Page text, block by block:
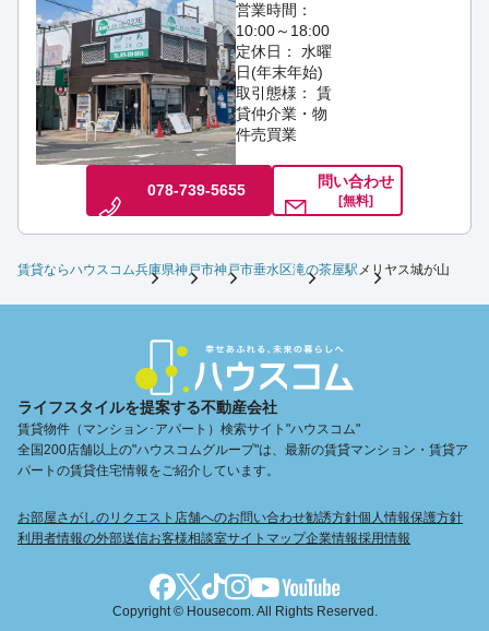
営業時間：
10:00～18:00
定休日： 水曜
日(年末年始)
取引態様： 賃
貸仲介業・物
件売買業
078-739-5655 問い合わせ
[無料]
賃貸ならハウスコム兵庫県神戸市神戸市垂水区滝の茶屋駅 メリヤス城が山
ライフスタイルを提案する不動産会社
賃貸物件（マンション･アパート）検索サイト"ハウスコム"
全国200店舗以上の"ハウスコムグループ"は、最新の賃貸マンション・賃貸ア
パートの賃貸住宅情報をご紹介しています。
お部屋さがしのリクエスト 店舗へのお問い合わせ勧誘方針個人情報保護方針
利用者情報の外部送信お客様相談室サイトマップ企業情報採用情報
Copyright © Housecom. All Rights Reserved.